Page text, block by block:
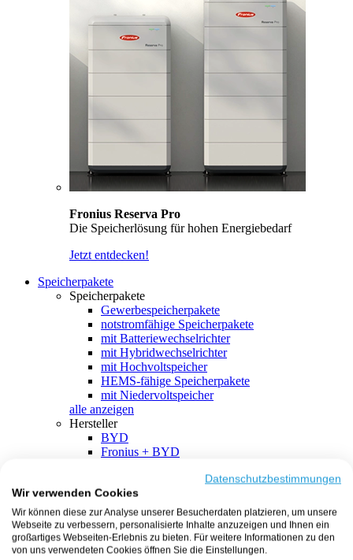
Fronius Reserva Pro
Die Speicherlösung für hohen Energiebedarf
Jetzt entdecken!
Speicherpakete
Speicherpakete
Gewerbespeicherpakete
notstromfähige Speicherpakete
mit Batteriewechselrichter
mit Hybridwechselrichter
mit Hochvoltspeicher
HEMS-fähige Speicherpakete
mit Niedervoltspeicher
alle anzeigen
Hersteller
BYD
Fronius + BYD
SMA + BYD
EcoFlow
EcoFlow + EcoFlow
FENECON
FENECON + FENECON
Datenschutzbestimmungen
Wir verwenden Cookies
Wir können diese zur Analyse unserer Besucherdaten platzieren, um unsere
Webseite zu verbessern, personalisierte Inhalte anzuzeigen und Ihnen ein
großartiges Webseiten-Erlebnis zu bieten. Für weitere Informationen zu den
von uns verwendeten Cookies öffnen Sie die Einstellungen.